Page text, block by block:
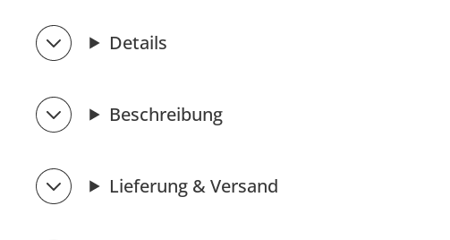
Details
Beschreibung
Lieferung & Versand